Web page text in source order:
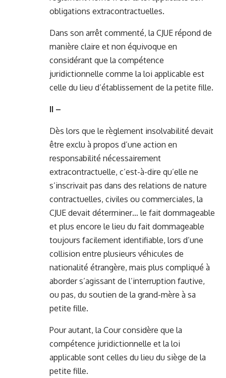
obligations extracontractuelles.
Dans son arrêt commenté, la CJUE répond de
manière claire et non équivoque en
considérant que la compétence
juridictionnelle comme la loi applicable est
celle du lieu d’établissement de la petite fille.
II –
Dès lors que le règlement insolvabilité devait
être exclu à propos d’une action en
responsabilité nécessairement
extracontractuelle, c’est-à-dire qu’elle ne
s’inscrivait pas dans des relations de nature
contractuelles, civiles ou commerciales, la
CJUE devait déterminer… le fait dommageable
et plus encore le lieu du fait dommageable
toujours facilement identifiable, lors d’une
collision entre plusieurs véhicules de
nationalité étrangère, mais plus compliqué à
aborder s’agissant de l’interruption fautive,
ou pas, du soutien de la grand-mère à sa
petite fille.
Pour autant, la Cour considère que la
compétence juridictionnelle et la loi
applicable sont celles du lieu du siège de la
petite fille.